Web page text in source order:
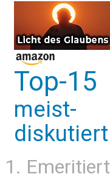
Top-15
meist-
diskutiert
Emeritiert